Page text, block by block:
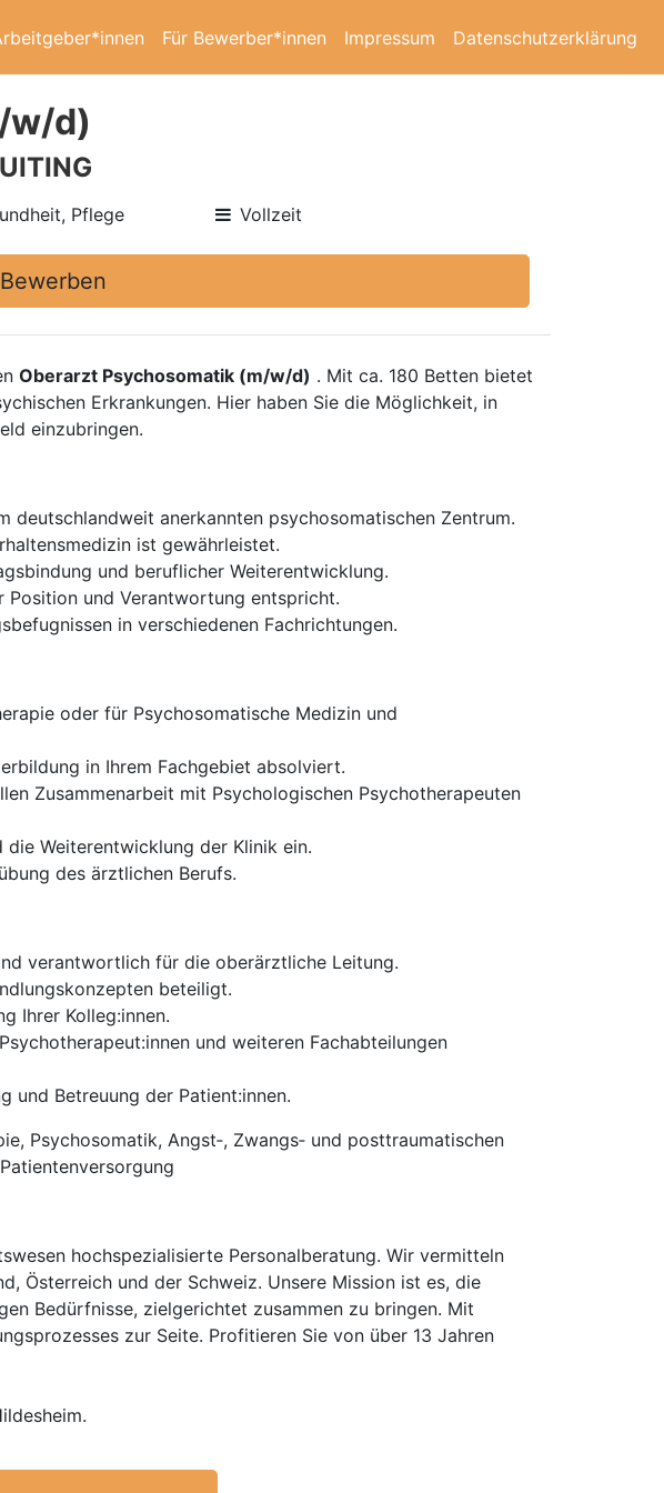
Für Bewerber*innen Impressum Datenschutzerklärung
w/d)
Pflege Vollzeit
Oberarzt Psychosomatik (m/w/d) . Mit ca. 180 Betten bietet
Erkrankungen. Hier haben Sie die Möglichkeit, in
einzubringen.
deutschlandweit anerkannten psychosomatischen Zentrum.
ist gewährleistet.
und beruflicher Weiterentwicklung.
Position und Verantwortung entspricht.
in verschiedenen Fachrichtungen.
oder für Psychosomatische Medizin und
in Ihrem Fachgebiet absolviert.
Zusammenarbeit mit Psychologischen Psychotherapeuten
Weiterentwicklung der Klinik ein.
des ärztlichen Berufs.
verantwortlich für die oberärztliche Leitung.
beteiligt.
Ihrer Kolleg:innen.
und weiteren Fachabteilungen
und Betreuung der Patient:innen.
Psychosomatik, Angst‑, Zwangs‑ und posttraumatischen
hochspezialisierte Personalberatung. Wir vermitteln
Österreich und der Schweiz. Unsere Mission ist es, die
Bedürfnisse, zielgerichtet zusammen zu bringen. Mit
zur Seite. Profitieren Sie von über 13 Jahren